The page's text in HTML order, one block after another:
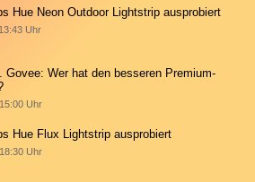
Hue Neon Outdoor Lightstrip ausprobiert
Uhr
Govee: Wer hat den besseren Premium-
Uhr
Hue Flux Lightstrip ausprobiert
Uhr